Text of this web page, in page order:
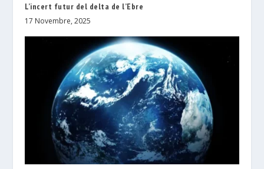
L’incert futur del delta de l’Ebre
17 Novembre, 2025